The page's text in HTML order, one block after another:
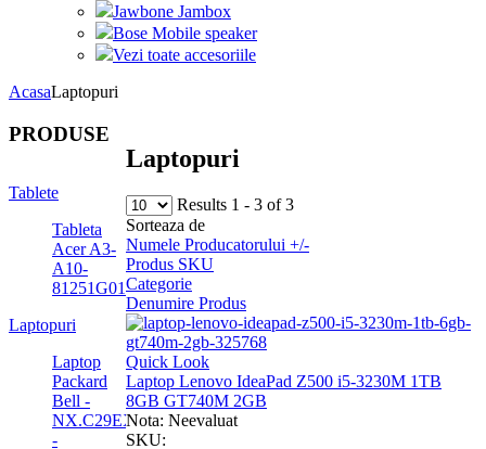
Jawbone Jambox
Bose Mobile speaker
Vezi toate accesoriile
AcasaLaptopuri
Laptopuri
Results 1 - 3 of 3
Sorteaza de
Numele Producatorului +/-
Produs SKU
Categorie
Denumire Produs
Quick Look
Laptop Lenovo IdeaPad Z500 i5-3230M 1TB
8GB GT740M 2GB
Nota: Neevaluat
SKU:
PRODUSE
Tablete
Tableta
Acer A3-
A10-
81251G01n
Laptopuri
Laptop
Packard
Bell -
NX.C29EX.003
-